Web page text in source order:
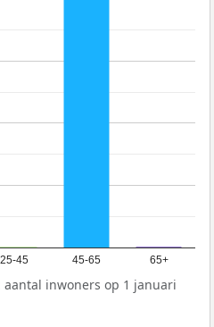
25-45 45-65 65+
inwoners op 1 januari